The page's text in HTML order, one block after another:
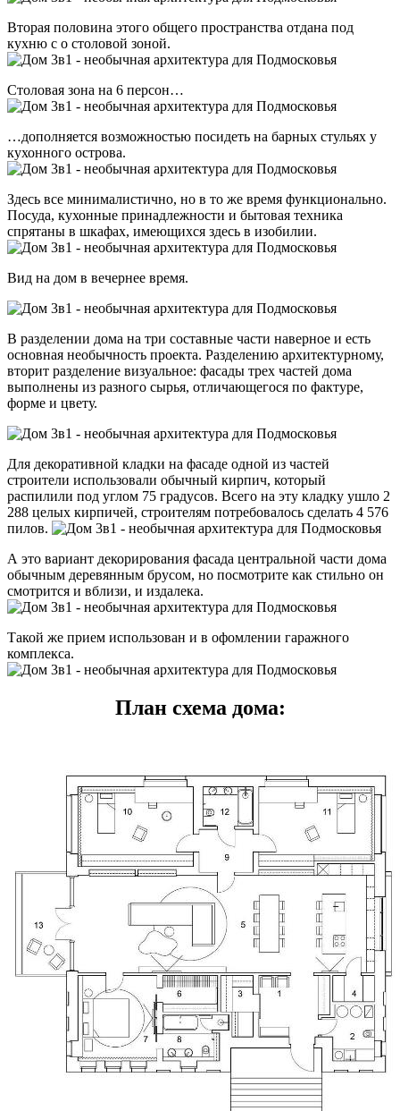
Вторая половина этого общего пространства отдана под
кухню с о столовой зоной.
Столовая зона на 6 персон…
…дополняется возможностью посидеть на барных стульях у
кухонного острова.
Здесь все минималистично, но в то же время функционально.
Посуда, кухонные принадлежности и бытовая техника
спрятаны в шкафах, имеющихся здесь в изобилии.
Вид на дом в вечернее время.
В разделении дома на три составные части наверное и есть
основная необычность проекта. Разделению архитектурному,
вторит разделение визуальное: фасады трех частей дома
выполнены из разного сырья, отличающегося по фактуре,
форме и цвету.
Для декоративной кладки на фасаде одной из частей
строители использовали обычный кирпич, который
распилили под углом 75 градусов. Всего на эту кладку ушло 2
288 целых кирпичей, строителям потребовалось сделать 4 576
пилов.
А это вариант декорирования фасада центральной части дома
обычным деревянным брусом, но посмотрите как стильно он
смотрится и вблизи, и издалека.
Такой же прием использован и в офомлении гаражного
комплекса.
План схема дома: